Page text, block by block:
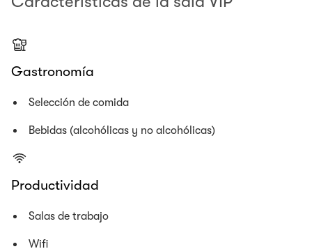
Gastronomía
Selección de comida
Bebidas (alcohólicas y no alcohólicas)
Productividad
Salas de trabajo
Wifi